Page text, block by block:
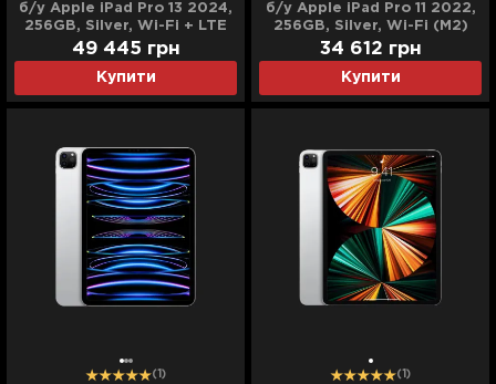
б/у Apple iPad Pro 13 2024,
256GB, Silver, Wi-Fi + LTE
(M4) (MVXT3)
Купити
49 445 грн
б/у Apple iPad Pro 11 2022,
256GB, Silver, Wi-Fi (M2)
(MNXG3)
Купити
34 612 грн
(1) (1)